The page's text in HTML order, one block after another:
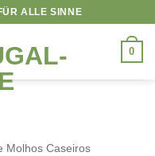
ALLE SINNE
0
Molhos Caseiros